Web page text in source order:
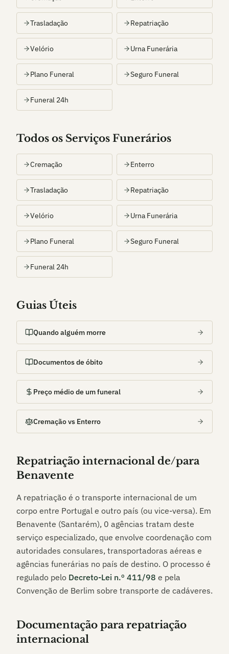
Trasladação Repatriação
Velório Urna Funerária
Plano Funeral Seguro Funeral
Funeral 24h
Todos os Serviços Funerários
Cremação Enterro
Trasladação Repatriação
Velório Urna Funerária
Plano Funeral Seguro Funeral
Funeral 24h
Guias Úteis
Quando alguém morre
Documentos de óbito
Preço médio de um funeral
Cremação vs Enterro
Repatriação internacional de/para
Benavente
A repatriação é o transporte internacional de um
corpo entre Portugal e outro país (ou vice-versa). Em
Benavente (Santarém), 0 agências tratam deste
serviço especializado, que envolve coordenação com
autoridades consulares, transportadoras aéreas e
agências funerárias no país de destino. O processo é
regulado pelo Decreto-Lei n.º 411/98 e pela
Convenção de Berlim sobre transporte de cadáveres.
Documentação para repatriação
internacional